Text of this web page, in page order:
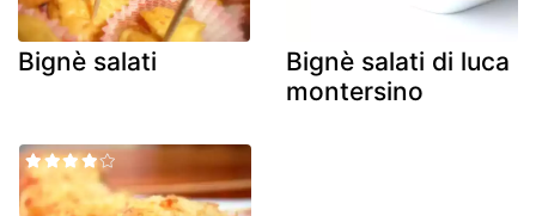
Bignè salati
Bignè salati di luca
montersino